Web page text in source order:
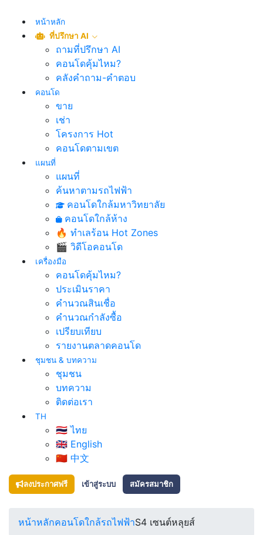
หน้าหลัก
ที่ปรึกษา AI
ถามที่ปรึกษา AI
คอนโดคุ้มไหม?
คลังคำถาม-คำตอบ
คอนโด
ขาย
เช่า
โครงการ Hot
คอนโดตามเขต
แผนที่
แผนที่
ค้นหาตามรถไฟฟ้า
คอนโดใกล้มหาวิทยาลัย
คอนโดใกล้ห้าง
🔥 ทำเลร้อน Hot Zones
🎬 วิดีโอคอนโด
เครื่องมือ
คอนโดคุ้มไหม?
ประเมินราคา
คำนวณสินเชื่อ
คำนวณกำลังซื้อ
เปรียบเทียบ
รายงานตลาดคอนโด
ชุมชน & บทความ
ชุมชน
บทความ
ติดต่อเรา
TH
🇹🇭 ไทย
🇬🇧 English
🇨🇳 中文
ลงประกาศฟรี เข้าสู่ระบบ สมัครสมาชิก
หน้าหลักคอนโดใกล้รถไฟฟ้าS4 เซนต์หลุยส์